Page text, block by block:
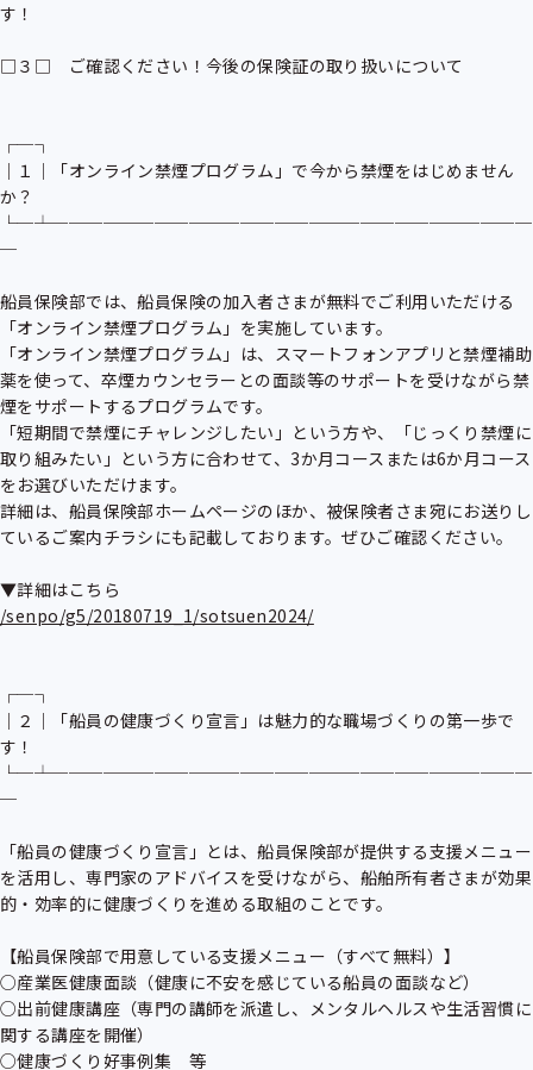
す！
□３□　ご確認ください！今後の保険証の取り扱いについて
┌─┐
│１│「オンライン禁煙プログラム」で今から禁煙をはじめません
か？
└─┴────────────────────────────
─
船員保険部では、船員保険の加入者さまが無料でご利用いただける
「オンライン禁煙プログラム」を実施しています。
「オンライン禁煙プログラム」は、スマートフォンアプリと禁煙補助
薬を使って、卒煙カウンセラーとの面談等のサポートを受けながら禁
煙をサポートするプログラムです。
「短期間で禁煙にチャレンジしたい」という方や、「じっくり禁煙に
取り組みたい」という方に合わせて、3か月コースまたは6か月コース
をお選びいただけます。
詳細は、船員保険部ホームページのほか、被保険者さま宛にお送りし
ているご案内チラシにも記載しております。ぜひご確認ください。
/senpo/g5/20180719_1/sotsuen2024/
┌─┐
│２│「船員の健康づくり宣言」は魅力的な職場づくりの第一歩で
す！
└─┴────────────────────────────
─
「船員の健康づくり宣言」とは、船員保険部が提供する支援メニュー
を活用し、専門家のアドバイスを受けながら、船舶所有者さまが効果
的・効率的に健康づくりを進める取組のことです。
【船員保険部で用意している支援メニュー（すべて無料）】
○産業医健康面談（健康に不安を感じている船員の面談など）
○出前健康講座（専門の講師を派遣し、メンタルヘルスや生活習慣に
関する講座を開催）
○健康づくり好事例集　等